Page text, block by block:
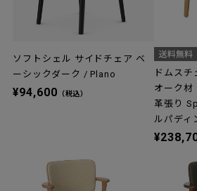
ソフトシェル サイドチェア ベ
ーシックダーク / Plano
¥94,600 （税込）
ドムス
オーク材
革張り
ルパディ